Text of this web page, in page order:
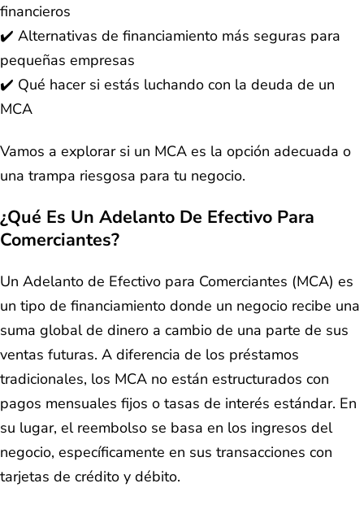
financieros
✔️ Alternativas de financiamiento más seguras para
pequeñas empresas
✔️ Qué hacer si estás luchando con la deuda de un
MCA
Vamos a explorar si un MCA es la opción adecuada o
una trampa riesgosa para tu negocio.
¿Qué Es Un Adelanto De Efectivo Para
Comerciantes?
Un Adelanto de Efectivo para Comerciantes (MCA) es
un tipo de financiamiento donde un negocio recibe una
suma global de dinero a cambio de una parte de sus
ventas futuras. A diferencia de los préstamos
tradicionales, los MCA no están estructurados con
pagos mensuales fijos o tasas de interés estándar. En
su lugar, el reembolso se basa en los ingresos del
negocio, específicamente en sus transacciones con
tarjetas de crédito y débito.